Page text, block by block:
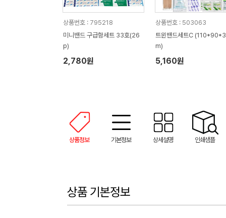
상품번호 : 795218
미니밴드 구급함세트 33호(26
p)
2,780원
상품번호 : 503063
트윈밴드세트C
m)
5,160원
상품정보 기본정보 상세설명 인쇄샘플
상품 기본정보